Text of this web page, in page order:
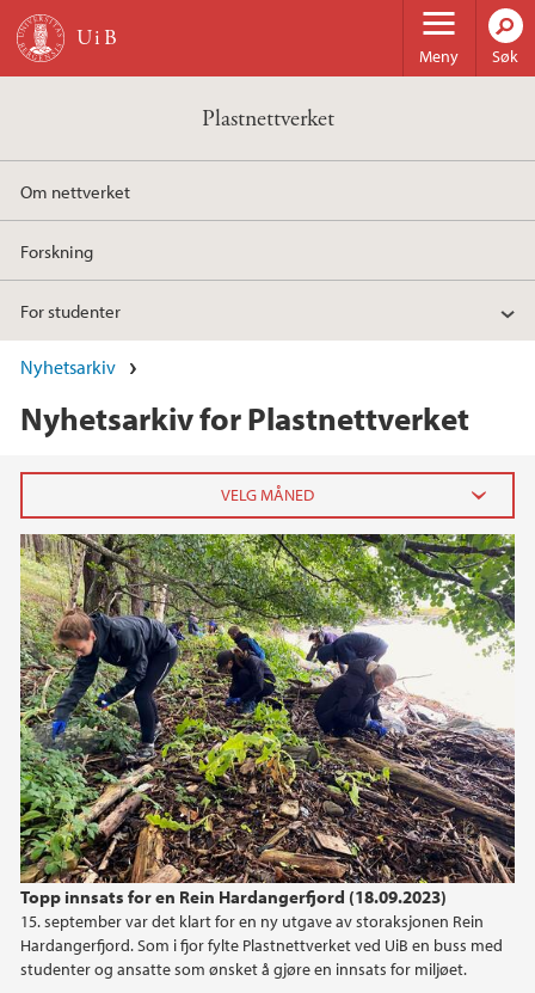
Hopp til hovedinnhold
Meny Søk
Plastnettverket
Om nettverket
Forskning
For studenter
Nyhetsarkiv
Nyhetsarkiv for Plastnettverket
Topp innsats for en Rein Hardangerfjord (18.09.2023)
15. september var det klart for en ny utgave av storaksjonen Rein
Hardangerfjord. Som i fjor fylte Plastnettverket ved UiB en buss med
studenter og ansatte som ønsket å gjøre en innsats for miljøet.
2025
desember (1)
september (1)
2024
2023
2022
2021
2020